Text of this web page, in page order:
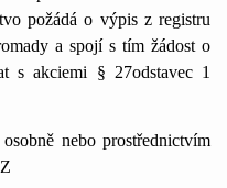
požádá o výpis z registru
a spojí s tím žádost o
s akciemi § 27odstavec 1
nebo prostřednictvím